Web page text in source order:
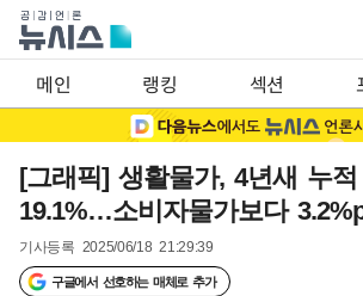
메인 랭킹 섹션
[그래픽] 생활물가, 4년새 누
19.1%…소비자물가보다
기사등록 2025/06/18 21:29:39
구글에서 선호하는 매체로 추가